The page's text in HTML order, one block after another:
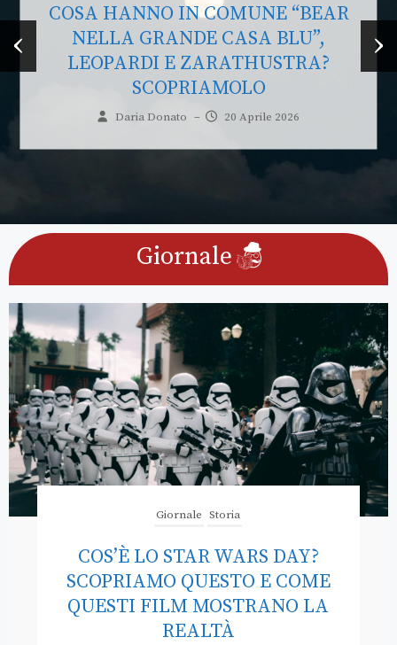
HANNO IN COMUNE “BEAR
GRANDE CASA BLU”,
E ZARATHUSTRA?
SCOPRIAMOLO
Daria Donato – 20 Aprile 2026
‹ ›
Giornale
Giornale Storia
COS’È LO STAR WARS DAY?
SCOPRIAMO QUESTO E COME
QUESTI FILM MOSTRANO LA
REALTÀ